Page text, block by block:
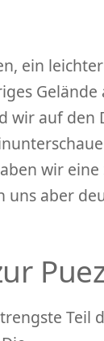
ein
Gelände
wir auf den
wir eine
uns aber
Teil